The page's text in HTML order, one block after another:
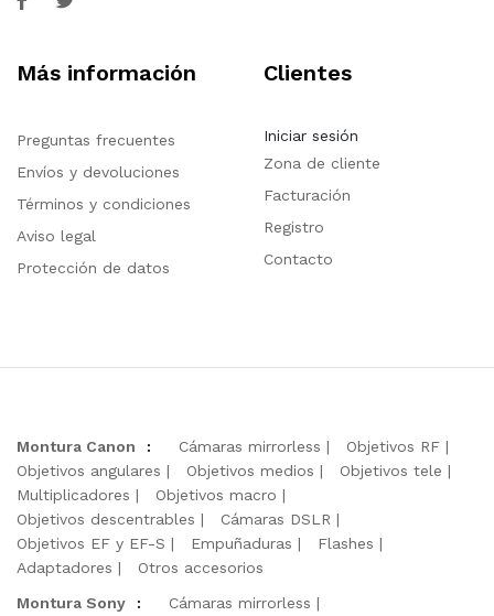
Más información
Preguntas frecuentes
Envíos y devoluciones
Términos y condiciones
Aviso legal
Protección de datos
Clientes
Iniciar sesión
Zona de cliente
Facturación
Registro
Contacto
Montura Canon : Cámaras mirrorless
Objetivos RF
Objetivos angulares
Objetivos medios
Objetivos tele
Multiplicadores
Objetivos macro
Objetivos descentrables
Cámaras DSLR
Objetivos EF y EF-S
Empuñaduras
Flashes
Adaptadores
Otros accesorios
Montura Sony
:
Cámaras mirrorless